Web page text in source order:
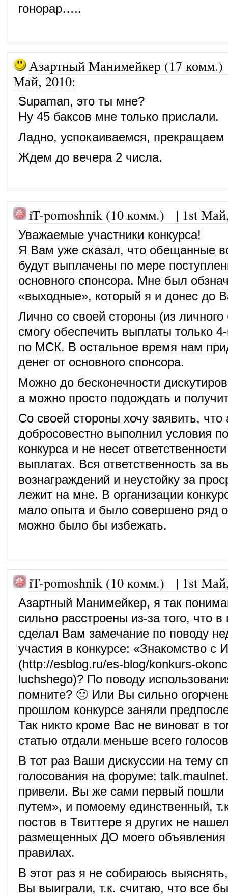
гонорар…..
Азартный Манимейкер (17 комм.)
Май, 2010:
Supaman, это ты мне?
Ну 45 баксов мне только прислали.
Ладно, успокаиваемся, прекращаем
Ждем до вечера 2 числа.
iT-pomoshnik (10 комм.) | 1st
Уважаемые участники конкурса!
Я Вам уже сказал, что обещанные
будут выплачены по мере
основного спонсора. Мне был
«выходные», который я и донес до
Лично со своей стороны (из
смогу обеспечить выплаты только
по МСК. В остальное время нам
денег от основного спонсора.
Можно до бесконечности
а можно просто подождать и
Со своей стороны хочу заявить, что
добросовестно выполнил условия
конкурса и не несет
выплатах. Вся ответственность за
вознаграждений и неустойку за
лежит на мне. В организации
мало опыта и было совершено ряд
можно было бы избежать.
iT-pomoshnik (10 комм.) | 1st
Азартный Манимейкер, я так
сильно расстроены из-за того, что
сделал Вам замечание по поводу
участия в конкурсе: «Знакомство с
(http://esblog.ru/es-blog/konkurs-
luchshego)? По поводу
помните? 🙂 Или Вы сильно
прошлом конкурсе заняли
Так никто кроме Вас не виноват в
статью отдали меньше всего
В тот раз Ваши дискуссии на тему
голосования на форуме:
привели. Вы же сами первый пошли
путем», и помоему единственный,
постов в Твиттере я других не
размещенных ДО моего объявления
правилах.
В этот раз я не собираюсь
Вы выиграли, т.к. считаю, что все